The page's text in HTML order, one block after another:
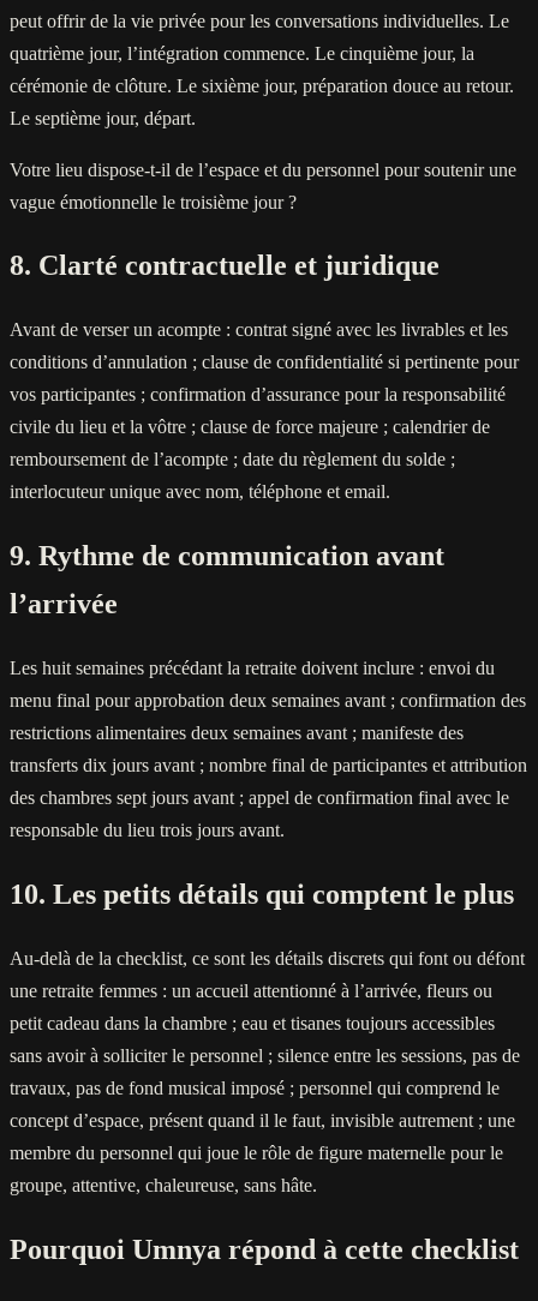
peut offrir de la vie privée pour les conversations individuelles. Le
quatrième jour, l’intégration commence. Le cinquième jour, la
cérémonie de clôture. Le sixième jour, préparation douce au retour.
Le septième jour, départ.
Votre lieu dispose-t-il de l’espace et du personnel pour soutenir une
vague émotionnelle le troisième jour ?
8. Clarté contractuelle et juridique
Avant de verser un acompte : contrat signé avec les livrables et les
conditions d’annulation ; clause de confidentialité si pertinente pour
vos participantes ; confirmation d’assurance pour la responsabilité
civile du lieu et la vôtre ; clause de force majeure ; calendrier de
remboursement de l’acompte ; date du règlement du solde ;
interlocuteur unique avec nom, téléphone et email.
9. Rythme de communication avant
l’arrivée
Les huit semaines précédant la retraite doivent inclure : envoi du
menu final pour approbation deux semaines avant ; confirmation des
restrictions alimentaires deux semaines avant ; manifeste des
transferts dix jours avant ; nombre final de participantes et attribution
des chambres sept jours avant ; appel de confirmation final avec le
responsable du lieu trois jours avant.
10. Les petits détails qui comptent le plus
Au-delà de la checklist, ce sont les détails discrets qui font ou défont
une retraite femmes : un accueil attentionné à l’arrivée, fleurs ou
petit cadeau dans la chambre ; eau et tisanes toujours accessibles
sans avoir à solliciter le personnel ; silence entre les sessions, pas de
travaux, pas de fond musical imposé ; personnel qui comprend le
concept d’espace, présent quand il le faut, invisible autrement ; une
membre du personnel qui joue le rôle de figure maternelle pour le
groupe, attentive, chaleureuse, sans hâte.
Pourquoi Umnya répond à cette checklist